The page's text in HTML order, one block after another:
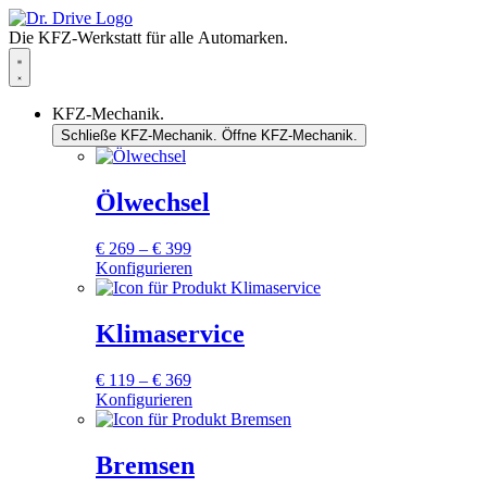
Zum
Inhalt
springen
Die KFZ-Werkstatt für alle Automarken.
KFZ-Mechanik.
Schließe KFZ-Mechanik. Öffne KFZ-Mechanik.
Ölwechsel
€ 269 – € 399Preisspanne:
€ 269
bis
Konfigurieren
Dieses
weist
mehrere
auf.
Die
Optionen
auf
der
Klimaservice
€ 119 – € 369Preisspanne:
€ 119
bis
Konfigurieren
Dieses
weist
mehrere
Bremsen